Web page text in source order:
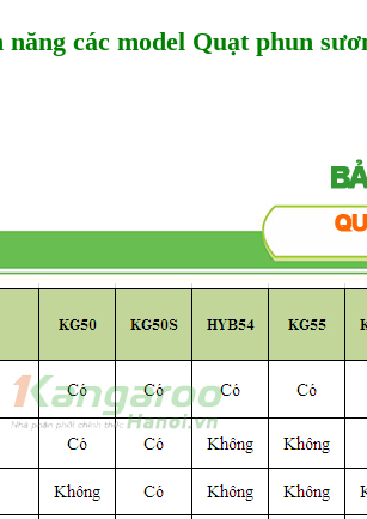
năng các model Quạt phun